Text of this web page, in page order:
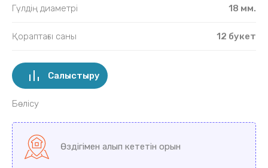
Гүлдің диаметрі 18 мм.
Қораптағы саны 12 букет
Салыстыру
Бөлісу
Өздігімен алып кететін орын